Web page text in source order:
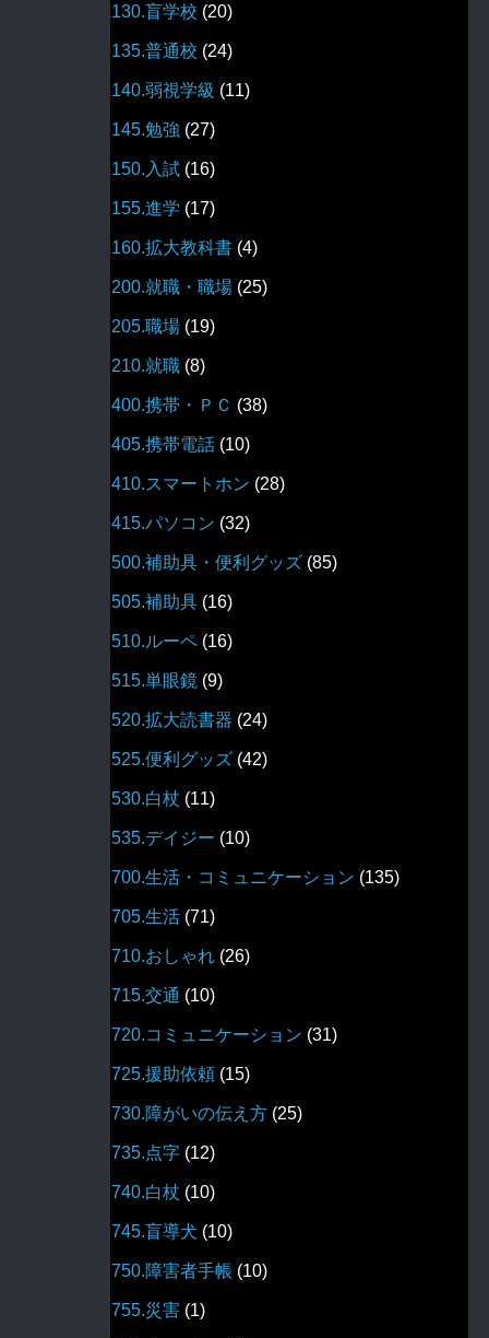
130.盲学校 (20)
135.普通校 (24)
140.弱視学級 (11)
145.勉強 (27)
150.入試 (16)
155.進学 (17)
160.拡大教科書 (4)
200.就職・職場 (25)
205.職場 (19)
210.就職 (8)
400.携帯・ＰＣ (38)
405.携帯電話 (10)
410.スマートホン (28)
415.パソコン (32)
500.補助具・便利グッズ (85)
505.補助具 (16)
510.ルーペ (16)
515.単眼鏡 (9)
520.拡大読書器 (24)
525.便利グッズ (42)
530.白杖 (11)
535.デイジー (10)
700.生活・コミュニケーション (135)
705.生活 (71)
710.おしゃれ (26)
715.交通 (10)
720.コミュニケーション (31)
725.援助依頼 (15)
730.障がいの伝え方 (25)
735.点字 (12)
740.白杖 (10)
745.盲導犬 (10)
750.障害者手帳 (10)
755.災害 (1)